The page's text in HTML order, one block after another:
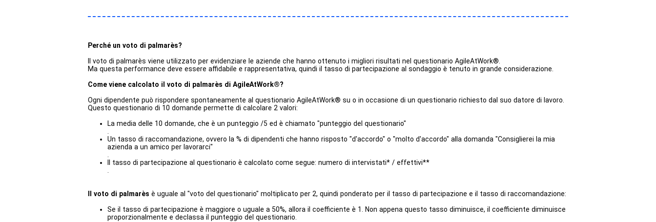
Perché un voto di palmarès?
Il voto di palmarès viene utilizzato per evidenziare le aziende che hanno ottenuto i migliori risultati nel questionario AgileAtWork®.
Ma questa performance deve essere affidabile e rappresentativa, quindi il tasso di partecipazione al sondaggio è tenuto in grande considerazione.
Come viene calcolato il voto di palmarès di AgileAtWork®?
Ogni dipendente può rispondere spontaneamente al questionario AgileAtWork® su o in occasione di un questionario richiesto dal suo datore di lavoro.
Questo questionario di 10 domande permette di calcolare 2 valori:
La media delle 10 domande, che è un punteggio /5 ed è chiamato "punteggio del questionario"
Un tasso di raccomandazione, ovvero la % di dipendenti che hanno risposto "d'accordo" o "molto d'accordo" alla domanda "Consiglierei la mia
azienda a un amico per lavorarci"
Il tasso di partecipazione al questionario è calcolato come segue: numero di intervistati* / effettivi**
Il voto di palmarès è uguale al "voto del questionario" moltiplicato per 2, quindi ponderato per il tasso di partecipazione e il tasso di raccomandazione:
Se il tasso di partecipazione è maggiore o uguale a 50%, allora il coefficiente è 1. Non appena questo tasso diminuisce, il coefficiente diminuisce
proporzionalmente e declassa il punteggio del questionario.